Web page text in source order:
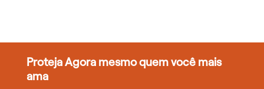
Proteja Agora mesmo quem você mais
ama